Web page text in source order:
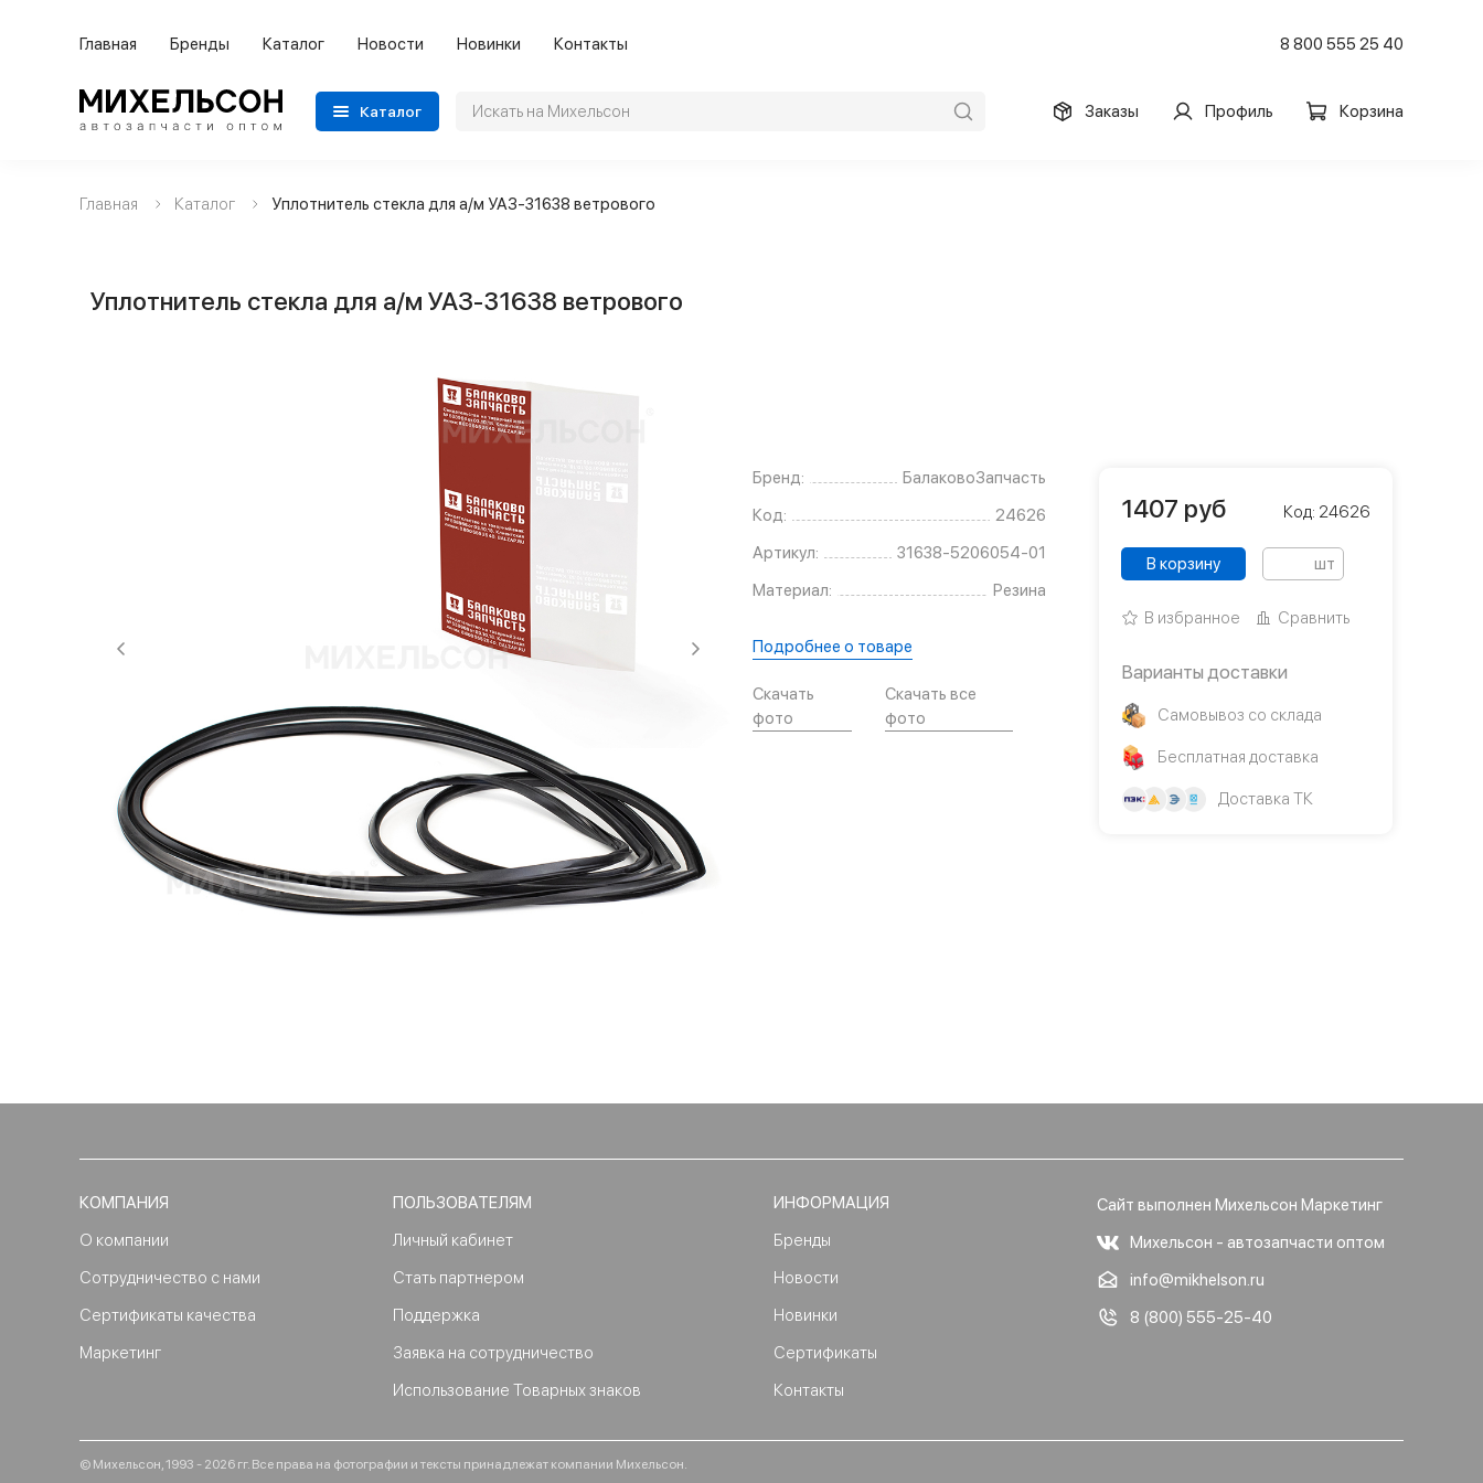
Главная Бренды Каталог Новости Новинки Контакты 8 800 555 25 40
Каталог Заказы Профиль Корзина
Применяемость
Категории автозапчастей
Главная Каталог Уплотнитель стекла для а/м УАЗ-31638 ветрового
Уплотнитель стекла для а/м УАЗ-31638 ветрового
Бренд:
БалаковоЗапчасть
Код:
24626
Артикул:
31638-5206054-01
Материал:
Резина
Подробнее о товаре
Скачать
фото
Скачать все
фото
1407 руб Код: 24626
В корзину шт
В избранное Сравнить
Варианты доставки
Самовывоз со склада
Бесплатная доставка
Доставка ТК
КОМПАНИЯ
О компании
Сотрудничество с нами
Сертификаты качества
Маркетинг
ПОЛЬЗОВАТЕЛЯМ
Личный кабинет
Стать партнером
Поддержка
Заявка на сотрудничество
Использование Товарных знаков
ИНФОРМАЦИЯ
Бренды
Новости
Новинки
Сертификаты
Контакты
Сайт выполнен Михельсон Маркетинг
Михельсон - автозапчасти оптом
info@mikhelson.ru
8 (800) 555-25-40
© Михельсон, 1993 - 2026 гг. Все права на фотографии и тексты принадлежат компании Михельсон.